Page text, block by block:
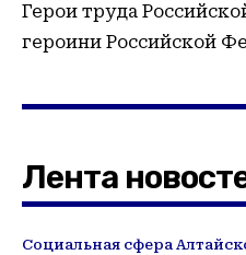
Герои труда
героини Российской
Лента
Социальная сфера